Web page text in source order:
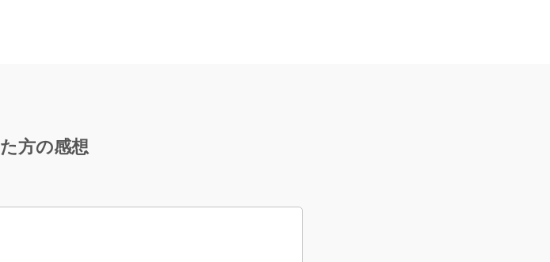
方の感想